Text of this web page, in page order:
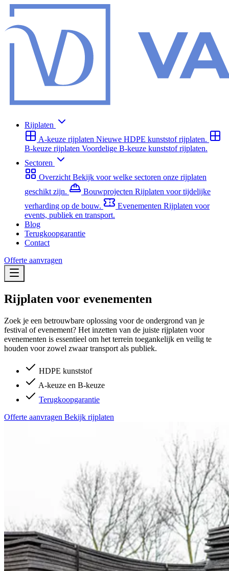
Rijplaten
A-keuze rijplaten Nieuwe HDPE kunststof rijplaten.
B-keuze rijplaten Voordelige B-keuze kunststof rijplaten.
Sectoren
Overzicht Bekijk voor welke sectoren onze rijplaten
geschikt zijn.
Bouwprojecten Rijplaten voor tijdelijke
verharding op de bouw.
Evenementen Rijplaten voor
events, publiek en transport.
Blog
Terugkoopgarantie
Contact
Offerte aanvragen
Rijplaten voor evenementen
Zoek je een betrouwbare oplossing voor de ondergrond van je
festival of evenement? Het inzetten van de juiste rijplaten voor
evenementen is essentieel om het terrein toegankelijk en veilig te
houden voor zowel zwaar transport als publiek.
HDPE kunststof
A-keuze en B-keuze
Terugkoopgarantie
Offerte aanvragen Bekijk rijplaten